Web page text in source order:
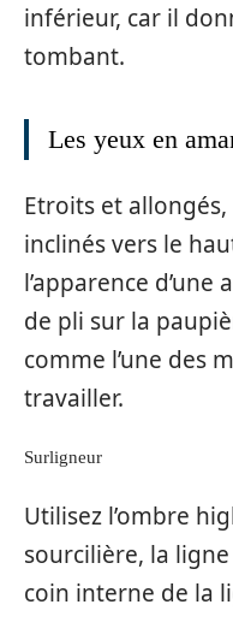
inférieur, car il
tombant.
Les yeux en
Etroits et
inclinés vers le
l’apparence
de pli sur la
comme l’une des
travailler.
Surligneur
Utilisez l’ombre
sourcilière, la
coin interne de la